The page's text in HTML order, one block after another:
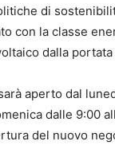
di
con la classe
dalla portata
aperto dal
dalle 9:00
del nuovo